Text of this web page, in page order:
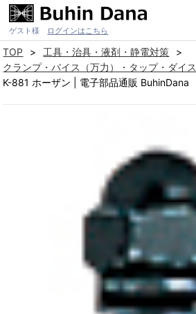
ゲスト様 ログインはこちら
TOP
工具・治具・液剤・静電対策
クランプ・バイス（万力）・タップ・ダイス
K-881 ホーザン | 電子部品通販 BuhinDana